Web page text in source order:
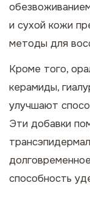
и сухой кожи
методы для
Кроме того,
керамиды,
улучшают
Эти добавки
способность